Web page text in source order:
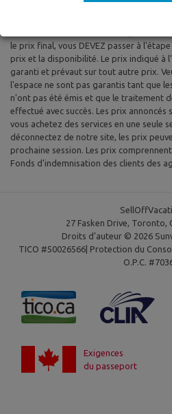
le prix final, vous DEVEZ passer à
prix et la disponibilité. Le prix indiqué à
garanti et prévaut sur tout autre prix.
l'espace ne sont pas garantis tant que
n'ont pas été émis et que le traitement
effectué avec succès. Les prix annoncés
vous achetez des services en une seule
déconnectez de notre site, les prix
prochaine session. Les prix
Fonds d'indemnisation des clients des
27 Fasken Drive, Toronto,
Droits d’auteur © 2026
TICO #50026566| Protection du
O.P.C.
Exigences
du passeport